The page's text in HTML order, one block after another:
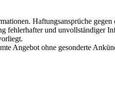
Haftungsansprüche
fehlerhafter und unvollständiger
Angebot ohne gesonderte